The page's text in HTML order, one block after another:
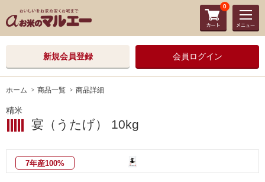
0
新規会員登録 会員ログイン
ホーム 商品一覧 商品詳細
精米
宴（うたげ） 10kg
7年産100%